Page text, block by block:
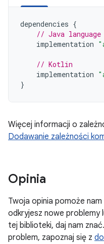
dependencies {
// Java language
implementation
// Kotlin
implementation
}
Więcej informacji o
Dodawanie zależności
Opinia
Twoja opinia pomoże
odkryjesz nowe problemy
tej biblioteki, daj nam
problem, zapoznaj się z